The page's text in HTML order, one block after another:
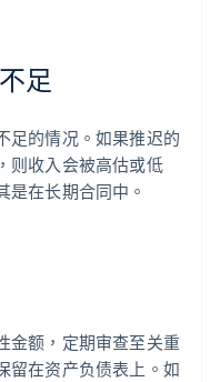
足
足的情况。如果推迟的
则收入会被高估或低
是在长期合同中。
金额，定期审查至关重
留在资产负债表上。如